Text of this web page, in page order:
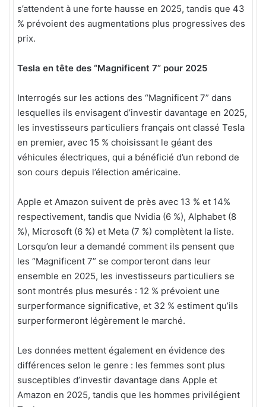
s’attendent à une forte hausse en 2025, tandis que 43
% prévoient des augmentations plus progressives des
prix.
Tesla en tête des “Magnificent 7” pour 2025
Interrogés sur les actions des “Magnificent 7” dans
lesquelles ils envisagent d’investir davantage en 2025,
les investisseurs particuliers français ont classé Tesla
en premier, avec 15 % choisissant le géant des
véhicules électriques, qui a bénéficié d’un rebond de
son cours depuis l’élection américaine.
Apple et Amazon suivent de près avec 13 % et 14%
respectivement, tandis que Nvidia (6 %), Alphabet (8
%), Microsoft (6 %) et Meta (7 %) complètent la liste.
Lorsqu’on leur a demandé comment ils pensent que
les “Magnificent 7” se comporteront dans leur
ensemble en 2025, les investisseurs particuliers se
sont montrés plus mesurés : 12 % prévoient une
surperformance significative, et 32 % estiment qu’ils
surperformeront légèrement le marché.
Les données mettent également en évidence des
différences selon le genre : les femmes sont plus
susceptibles d’investir davantage dans Apple et
Amazon en 2025, tandis que les hommes privilégient